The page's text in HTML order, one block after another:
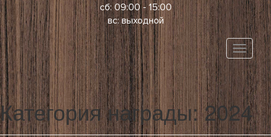
сб: 09:00 - 15:00
вс: выходной
Toggle
Категория награды:2024